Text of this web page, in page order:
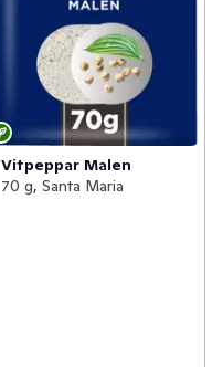
Vitpeppar Malen
70 g, Santa Maria